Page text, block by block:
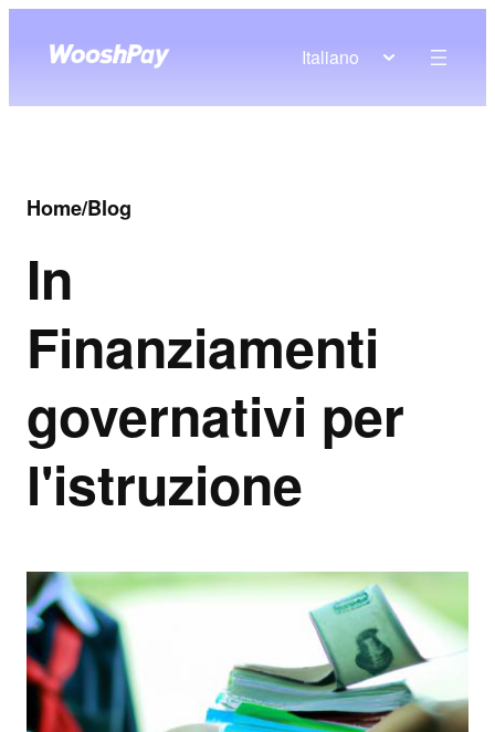
Italiano
Home/Blog
In
Finanziamenti
governativi per
l'istruzione